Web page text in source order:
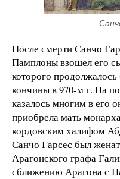
После смерти Санчо
Памплоны взошел его
которого продолжалось
кончины в 970-м г. На
казалось многим в его
приобрела мать
кордовским халифом
Санчо Гарсес был
Арагонского графа
сближению Арагона с